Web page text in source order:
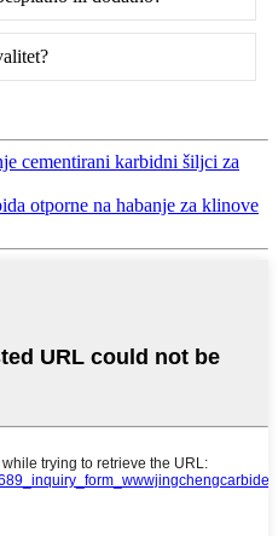
cementirani karbidni šiljci za
otporne na habanje za klinove